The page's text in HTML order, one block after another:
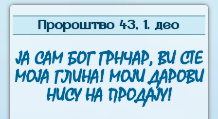
Пророштво 43, 1. део
ЈА САМ БОГ ГРНЧАР, ВИ СТЕ
МОЈА ГЛИНА! МОЈИ ДАРОВИ
НИСУ НА ПРОДАЈУ!